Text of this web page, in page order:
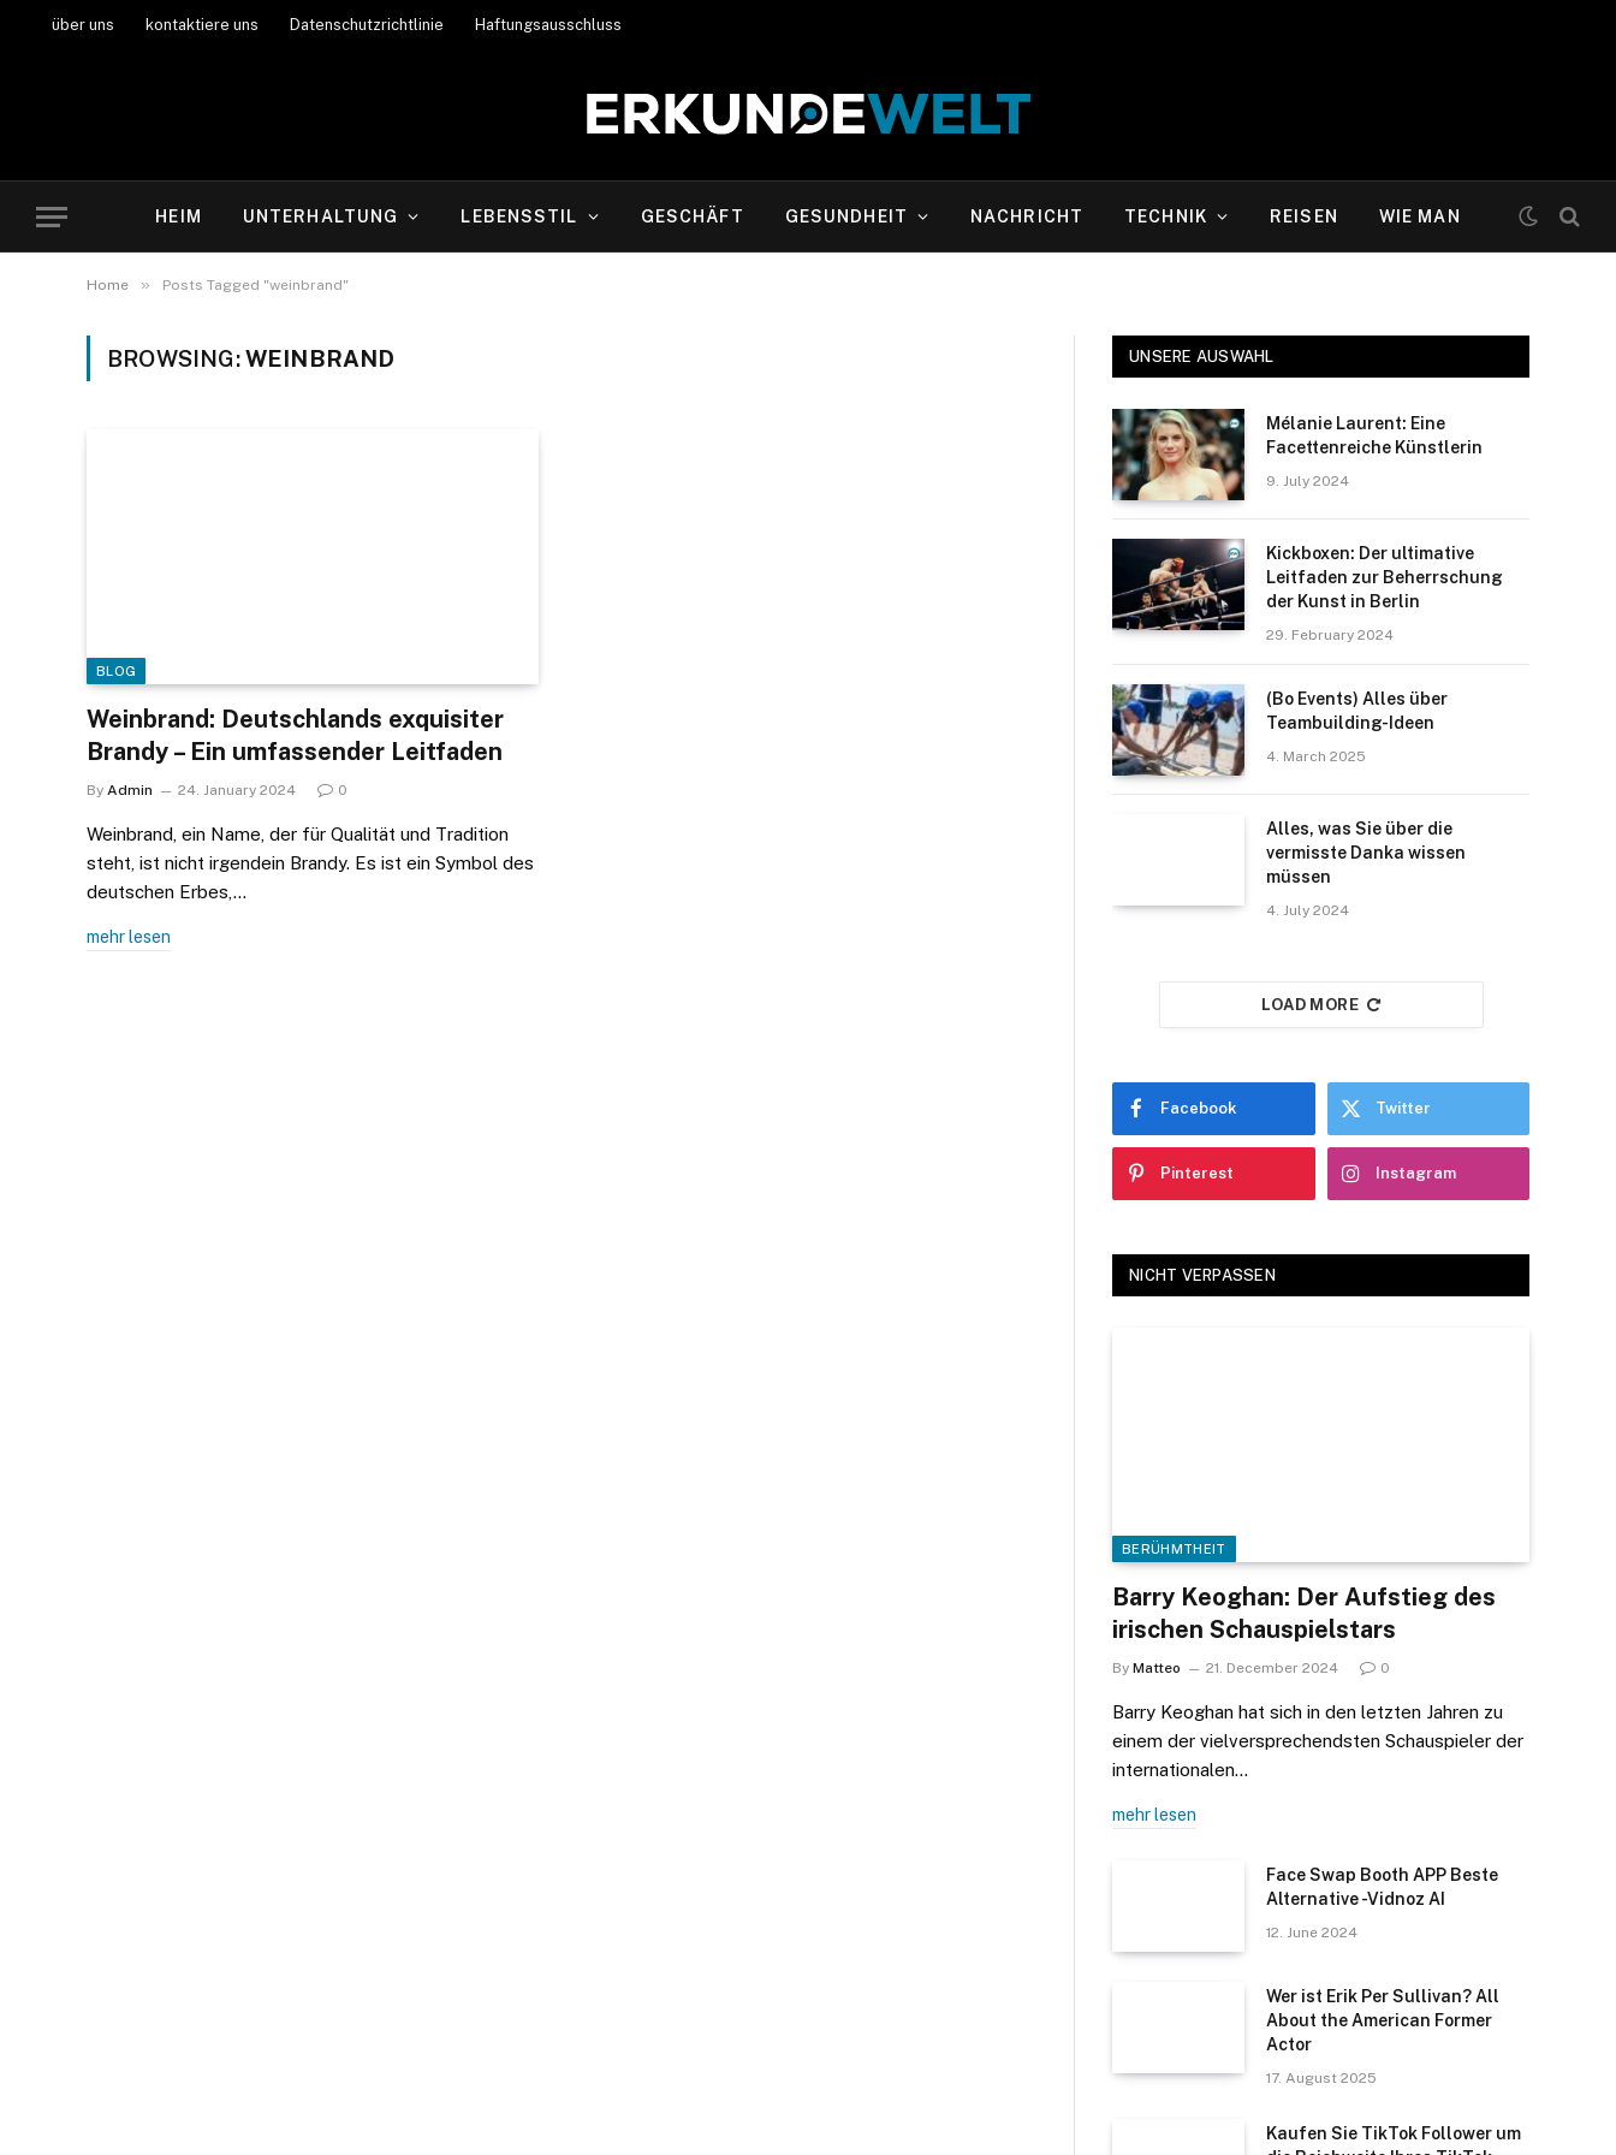
über uns kontaktiere uns Datenschutzrichtlinie Haftungsausschluss
HEIM UNTERHALTUNG LEBENSSTIL GESCHÄFT GESUNDHEIT NACHRICHT TECHNIK REISEN WIE MAN
Home » Posts Tagged "weinbrand"
BROWSING:WEINBRAND
BLOG
Weinbrand: Deutschlands exquisiter
Brandy – Ein umfassender Leitfaden
By Admin 24. January 2024 0
Weinbrand, ein Name, der für Qualität und Tradition
steht, ist nicht irgendein Brandy. Es ist ein Symbol des
deutschen Erbes,…
mehr lesen
UNSERE AUSWAHL
Mélanie Laurent: Eine
Facettenreiche Künstlerin
9. July 2024
Kickboxen: Der ultimative
Leitfaden zur Beherrschung
der Kunst in Berlin
29. February 2024
(Bo Events) Alles über
Teambuilding-Ideen
4. March 2025
Alles, was Sie über die
vermisste Danka wissen
müssen
4. July 2024
LOAD MORE
Facebook Twitter
Pinterest Instagram
NICHT VERPASSEN
BERÜHMTHEIT
Barry Keoghan: Der Aufstieg des
irischen Schauspielstars
By Matteo 21. December 2024 0
Barry Keoghan hat sich in den letzten Jahren zu
einem der vielversprechendsten Schauspieler der
internationalen…
mehr lesen
Face Swap Booth APP Beste
Alternative -Vidnoz AI
12. June 2024
Wer ist Erik Per Sullivan? All
About the American Former
Actor
17. August 2025
Kaufen Sie TikTok Follower um